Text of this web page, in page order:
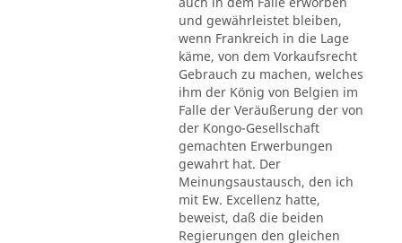
und gewährleistet bleiben,
wenn Frankreich in die Lage
käme, von dem Vorkaufsrecht
Gebrauch zu machen, welches
ihm der König von Belgien im
Falle der Veräußerung der von
der Kongo-Gesellschaft
gemachten Erwerbungen
gewahrt hat. Der
Meinungsaustausch, den ich
mit Ew. Excellenz hatte,
beweist, daß die beiden
Regierungen den gleichen